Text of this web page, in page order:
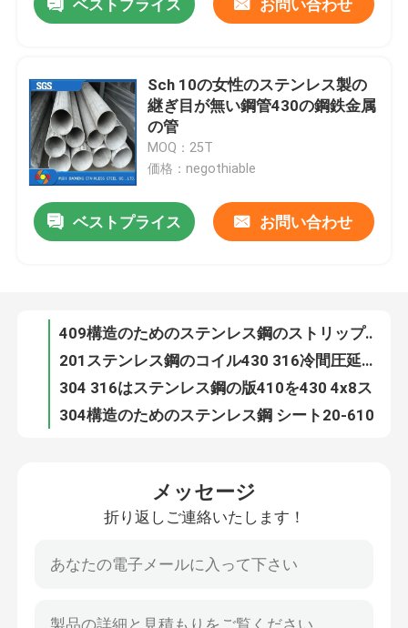
ホーム
製品
ビデオ
会社案内
品質管理
ステンレス鋼の金属製造
ステンレス鋼の薄板金
ベストプライス お問い合わせ
Sch 10の女性のステンレス製の
継ぎ目が無い鋼管430の鋼鉄金属
の管
MOQ：25T
価格：negothiable
ベストプライス お問い合わせ
409構造のためのステンレス鋼のストリップのコイル0.3-6mmの厚さ
注文のステンレス鋼の薄板金は321 C276ビードを発破を掛けたステンレス鋼 シート304を冷間圧延した
4x8鋼板304 321の316のステンレス鋼 シートの価格のステンレス鋼の版
メッセージ
折り返しご連絡いたします！